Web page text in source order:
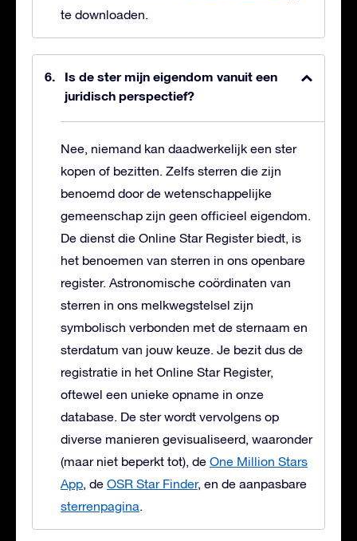
te downloaden.
Is de ster mijn eigendom vanuit een
juridisch perspectief?
Nee, niemand kan daadwerkelijk een ster
kopen of bezitten. Zelfs sterren die zijn
benoemd door de wetenschappelijke
gemeenschap zijn geen officieel eigendom.
De dienst die Online Star Register biedt, is
het benoemen van sterren in ons openbare
register. Astronomische coördinaten van
sterren in ons melkwegstelsel zijn
symbolisch verbonden met de sternaam en
sterdatum van jouw keuze. Je bezit dus de
registratie in het Online Star Register,
oftewel een unieke opname in onze
database. De ster wordt vervolgens op
diverse manieren gevisualiseerd, waaronder
(maar niet beperkt tot), de One Million Stars
App, de OSR Star Finder, en de aanpasbare
sterrenpagina.